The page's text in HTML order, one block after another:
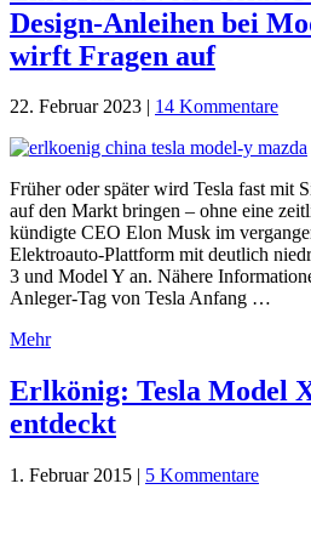
Design-Anleihen bei
wirft Fragen auf
22. Februar 2023 | 14 Kommentare
Früher oder später wird Tesla fast mit
auf den Markt bringen – ohne eine
kündigte CEO Elon Musk im
Elektroauto-Plattform mit deutlich
3 und Model Y an. Nähere
Anleger-Tag von Tesla Anfang …
Mehr
Erlkönig: Tesla Model
entdeckt
1. Februar 2015 | 5 Kommentare